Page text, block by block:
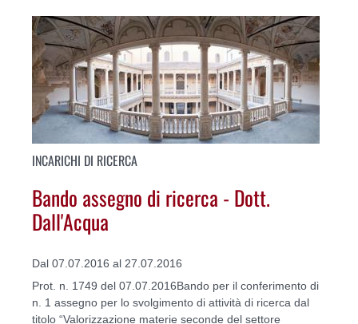
INCARICHI DI RICERCA
Bando assegno di ricerca - Dott.
Dall'Acqua
Dal 07.07.2016 al 27.07.2016
Prot. n. 1749 del 07.07.2016Bando per il conferimento di
n. 1 assegno per lo svolgimento di attività di ricerca dal
titolo “Valorizzazione materie seconde del settore